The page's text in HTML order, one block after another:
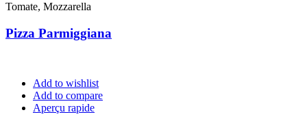
Tomate, Mozzarella
Pizza Parmiggiana
Add to wishlist
Add to compare
Aperçu rapide